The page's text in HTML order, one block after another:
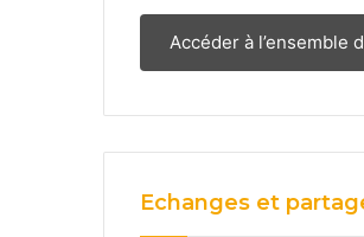
Accéder à l’ensemble
Echanges et